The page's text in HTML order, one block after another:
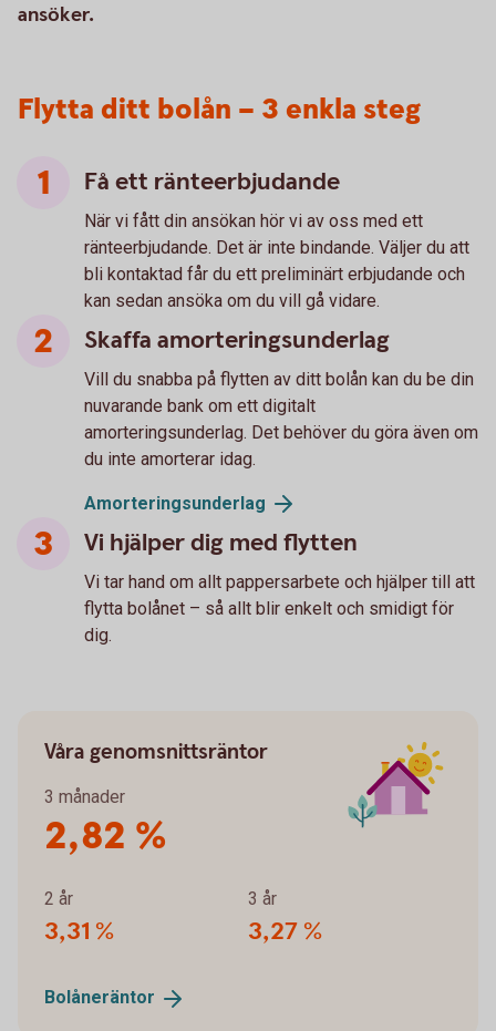
ansöker.
Flytta ditt bolån – 3 enkla steg
Få ett ränteerbjudande
När vi fått din ansökan hör vi av oss med ett
ränteerbjudande. Det är inte bindande. Väljer du att
bli kontaktad får du ett preliminärt erbjudande och
kan sedan ansöka om du vill gå vidare.
Skaffa amorteringsunderlag
Vill du snabba på flytten av ditt bolån kan du be din
nuvarande bank om ett digitalt
amorteringsunderlag. Det behöver du göra även om
du inte amorterar idag.
Amorteringsunderlag
Vi hjälper dig med flytten
Vi tar hand om allt pappersarbete och hjälper till att
flytta bolånet – så allt blir enkelt och smidigt för
dig.
Våra genomsnittsräntor
3 månader
2,82 %
2 år
3,31 %
3 år
3,27 %
Bolåneräntor